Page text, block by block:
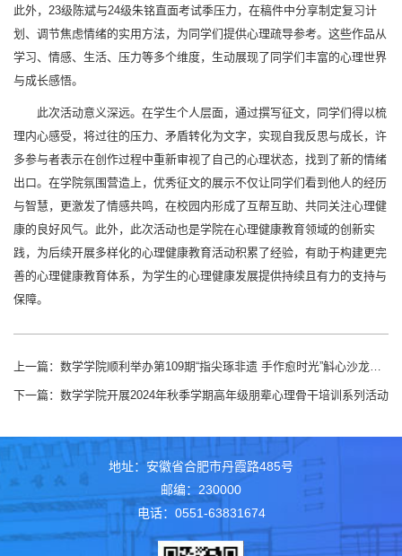
此外，23级陈斌与24级朱铭直面考试季压力，在稿件中分享制定复习计
划、调节焦虑情绪的实用方法，为同学们提供心理疏导参考。这些作品从
学习、情感、生活、压力等多个维度，生动展现了同学们丰富的心理世界
与成长感悟。
此次活动意义深远。在学生个人层面，通过撰写征文，同学们得以梳
理内心感受，将过往的压力、矛盾转化为文字，实现自我反思与成长，许
多参与者表示在创作过程中重新审视了自己的心理状态，找到了新的情绪
出口。在学院氛围营造上，优秀征文的展示不仅让同学们看到他人的经历
与智慧，更激发了情感共鸣，在校园内形成了互帮互助、共同关注心理健
康的良好风气。此外，此次活动也是学院在心理健康教育领域的创新实
践，为后续开展多样化的心理健康教育活动积累了经验，有助于构建更完
善的心理健康教育体系，为学生的心理健康发展提供持续且有力的支持与
保障。
上一篇： 数学学院顺利举办第109期“指尖琢非遗 手作愈时光”斛心沙龙活动
下一篇： 数学学院开展2024年秋季学期高年级朋辈心理骨干培训系列活动
地址：安徽省合肥市丹霞路485号
邮编：230000
电话：0551-63831674